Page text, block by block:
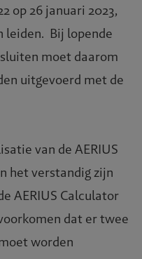
op 26 januari 2023,
leiden. Bij lopende
moet daarom
uitgevoerd met de
van de AERIUS
het verstandig zijn
AERIUS Calculator
dat er twee
worden